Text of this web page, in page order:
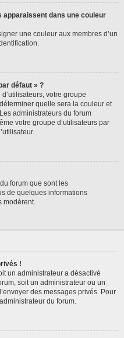
apparaissent dans une couleur
une couleur aux membres d’un
défaut » ?
votre groupe
quelle sera la couleur et
administrateurs du forum
votre groupe d’utilisateurs par
forum que sont les
de quelques informations
modèrent.
!
un administrateur a désactivé
soit un administrateur ou un
des messages privés. Pour
du forum.